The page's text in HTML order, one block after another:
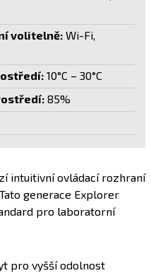
volitelně: Wi-Fi,
10°C – 30°C
85%
intuitivní ovládací rozhraní
generace Explorer
pro laboratorní
pro vyšší odolnost